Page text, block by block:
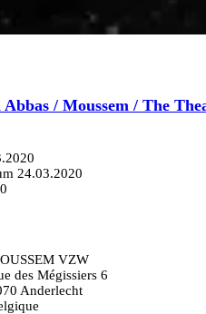
/ Moussem / The
24.03.2020
VZW
des Mégissiers 6
Anderlecht